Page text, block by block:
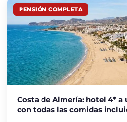
PENSIÓN COMPLETA
Costa de Almería: hotel 4* a
con todas las comidas